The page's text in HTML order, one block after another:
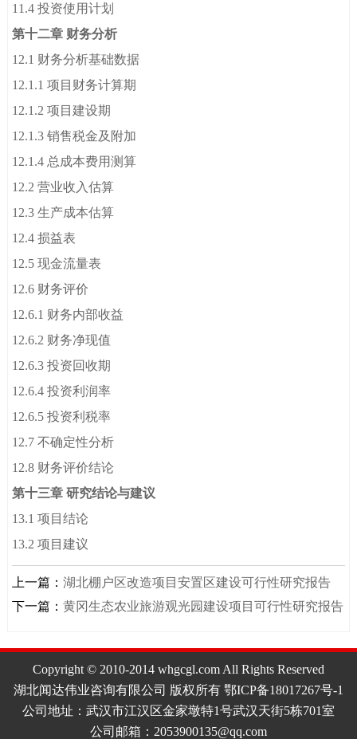
11.4 投资使用计划
第十二章 财务分析
12.1 财务分析基础数据
12.1.1 项目财务计算期
12.1.2 项目建设期
12.1.3 销售税金及附加
12.1.4 总成本费用测算
12.2 营业收入估算
12.3 生产成本估算
12.4 损益表
12.5 现金流量表
12.6 财务评价
12.6.1 财务内部收益
12.6.2 财务净现值
12.6.3 投资回收期
12.6.4 投资利润率
12.6.5 投资利税率
12.7 不确定性分析
12.8 财务评价结论
第十三章 研究结论与建议
13.1 项目结论
13.2 项目建议
上一篇：湖北棚户区改造项目安置区建设可行性研究报告
下一篇：黄冈生态农业旅游观光园建设项目可行性研究报告
Copyright © 2010-2014 whgcgl.com All Rights Reserved
湖北闻达伟业咨询有限公司 版权所有 鄂ICP备18017267号-1
公司地址：武汉市江汉区金家墩特1号武汉天街5栋701室
公司邮箱：2053900135@qq.com